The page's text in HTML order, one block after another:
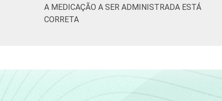
A MEDICAÇÃO A SER ADMINISTRADA ESTÁ
CORRETA